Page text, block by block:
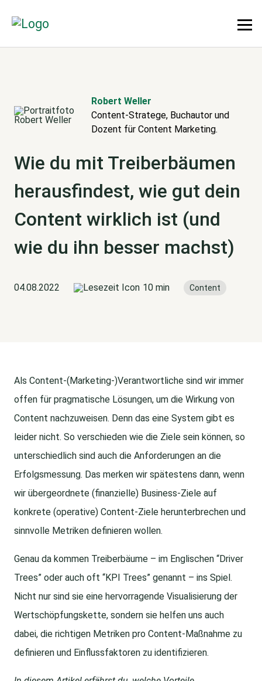
Robert Weller
Content-Stratege, Buchautor und
Dozent für Content Marketing.
Wie du mit Treiberbäumen
herausfindest, wie gut dein
Content wirklich ist (und
wie du ihn besser machst)
04.08.2022 10 min Content
Als Content-(Marketing-)Verantwortliche sind wir immer
offen für pragmatische Lösungen, um die Wirkung von
Content nachzuweisen. Denn das eine System gibt es
leider nicht. So verschieden wie die Ziele sein können, so
unterschiedlich sind auch die Anforderungen an die
Erfolgsmessung. Das merken wir spätestens dann, wenn
wir übergeordnete (finanzielle) Business-Ziele auf
konkrete (operative) Content-Ziele herunterbrechen und
sinnvolle Metriken definieren wollen.
Genau da kommen Treiberbäume – im Englischen “Driver
Trees” oder auch oft “KPI Trees” genannt – ins Spiel.
Nicht nur sind sie eine hervorragende Visualisierung der
Wertschöpfungskette, sondern sie helfen uns auch
dabei, die richtigen Metriken pro Content-Maßnahme zu
definieren und Einflussfaktoren zu identifizieren.